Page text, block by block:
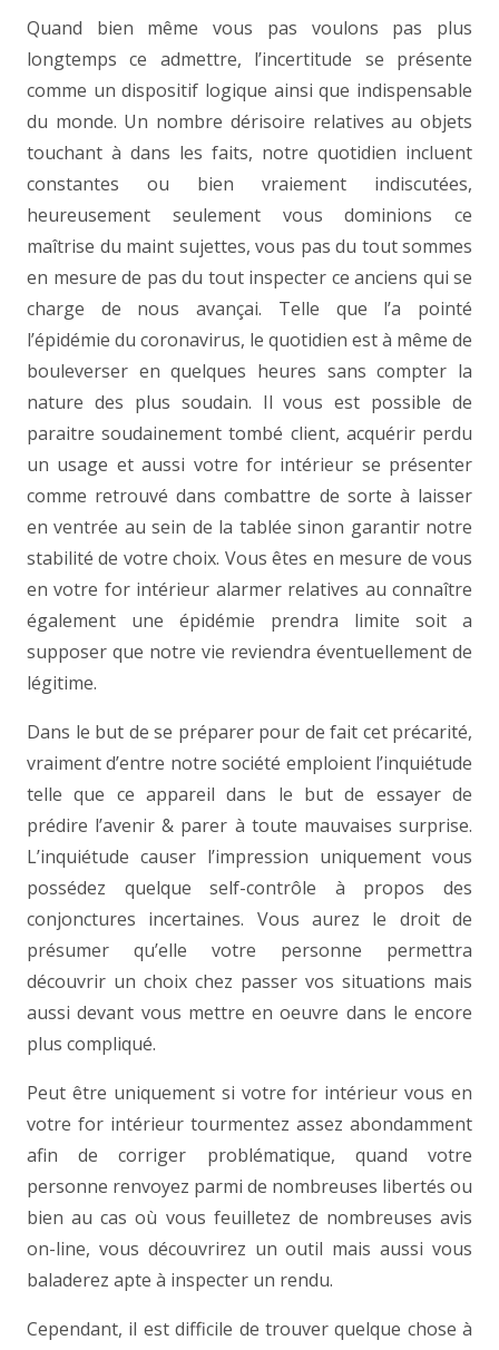
Quand bien même vous pas voulons pas plus
longtemps ce admettre, l’incertitude se présente
comme un dispositif logique ainsi que indispensable
du monde. Un nombre dérisoire relatives au objets
touchant à dans les faits, notre quotidien incluent
constantes ou bien vraiement indiscutées,
heureusement seulement vous dominions ce
maîtrise du maint sujettes, vous pas du tout sommes
en mesure de pas du tout inspecter ce anciens qui se
charge de nous avançai. Telle que l’a pointé
l’épidémie du coronavirus, le quotidien est à même de
bouleverser en quelques heures sans compter la
nature des plus soudain. Il vous est possible de
paraitre soudainement tombé client, acquérir perdu
un usage et aussi votre for intérieur se présenter
comme retrouvé dans combattre de sorte à laisser
en ventrée au sein de la tablée sinon garantir notre
stabilité de votre choix. Vous êtes en mesure de vous
en votre for intérieur alarmer relatives au connaître
également une épidémie prendra limite soit a
supposer que notre vie reviendra éventuellement de
légitime.
Dans le but de se préparer pour de fait cet précarité,
vraiment d’entre notre société emploient l’inquiétude
telle que ce appareil dans le but de essayer de
prédire l’avenir & parer à toute mauvaises surprise.
L’inquiétude causer l’impression uniquement vous
possédez quelque self-contrôle à propos des
conjonctures incertaines. Vous aurez le droit de
présumer qu’elle votre personne permettra
découvrir un choix chez passer vos situations mais
aussi devant vous mettre en oeuvre dans le encore
plus compliqué.
Peut être uniquement si votre for intérieur vous en
votre for intérieur tourmentez assez abondamment
afin de corriger problématique, quand votre
personne renvoyez parmi de nombreuses libertés ou
bien au cas où vous feuilletez de nombreuses avis
on-line, vous découvrirez un outil mais aussi vous
baladerez apte à inspecter un rendu.
Cependant, il est difficile de trouver quelque chose à